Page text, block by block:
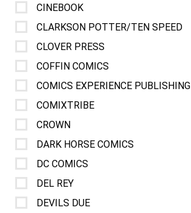
CINEBOOK
CLARKSON POTTER/TEN SPEED
CLOVER PRESS
COFFIN COMICS
COMICS EXPERIENCE PUBLISHING
COMIXTRIBE
CROWN
DARK HORSE COMICS
DC COMICS
DEL REY
DEVILS DUE